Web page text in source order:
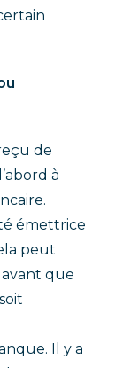
de
à
émettrice
peut
que
Il y a